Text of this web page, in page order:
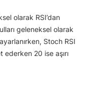
olarak RSI’dan
geleneksel olarak
ayarlanırken, Stoch RSI
ederken 20 ise aşırı